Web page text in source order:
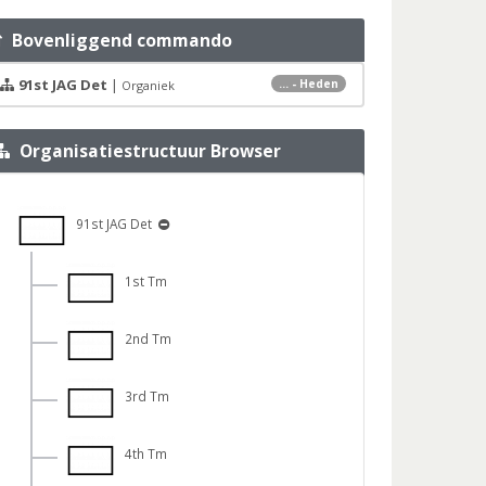
Bovenliggend commando
... - Heden
91st JAG Det | Organiek
Organisatiestructuur Browser
91st JAG Det
1st Tm
2nd Tm
3rd Tm
4th Tm